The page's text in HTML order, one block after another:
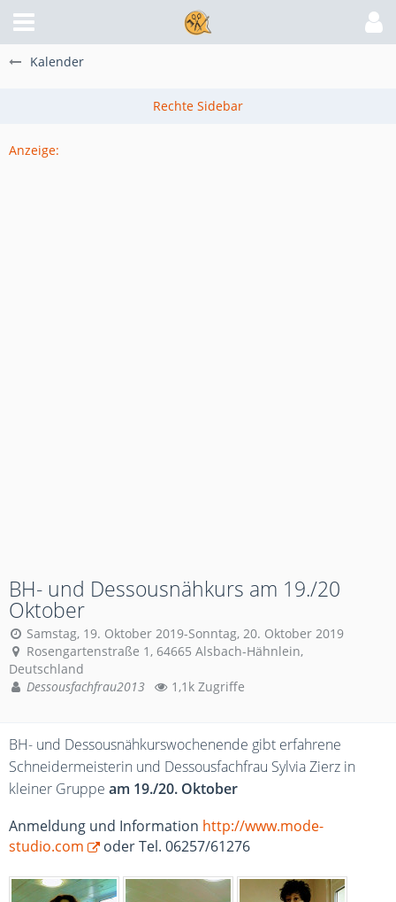
Kalender
Anzeige:
BH- und Dessousnähkurs am 19./20
Oktober
Samstag, 19. Oktober 2019-Sonntag, 20. Oktober 2019
Rosengartenstraße 1, 64665 Alsbach-Hähnlein,
Deutschland
Dessousfachfrau2013
1,1k Zugriffe
BH- und Dessousnähkurswochenende gibt erfahrene
Schneidermeisterin und Dessousfachfrau Sylvia Zierz in
kleiner Gruppe am 19./20. Oktober
Anmeldung und Information http://www.mode-
studio.com
oder Tel. 06257/61276